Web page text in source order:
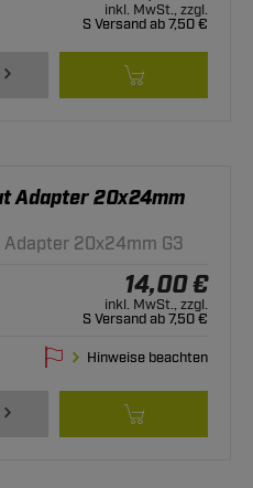
inkl. MwSt., zzgl.
S Versand ab 7,50 €
Adapter 20x24mm
Adapter 20x24mm G3
14,00 €
inkl. MwSt., zzgl.
S Versand ab 7,50 €
Hinweise beachten